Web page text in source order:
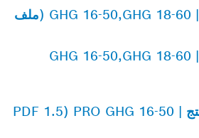
دليل الإرشادات | GHG 16-50,GHG 18-60 (ملف
دليل الإرشادات | GHG 16-50,GHG 18-60
نشرة بيانات المنتج | PRO GHG 16-50 (PDF 1.5